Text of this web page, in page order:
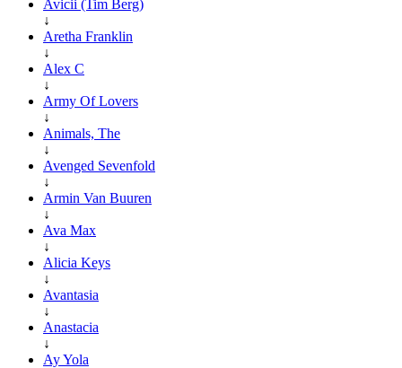
Avicii (Tim Berg)
↓
Aretha Franklin
↓
Alex C
↓
Army Of Lovers
↓
Animals, The
↓
Avenged Sevenfold
↓
Armin Van Buuren
↓
Ava Max
↓
Alicia Keys
↓
Avantasia
↓
Anastacia
↓
Ay Yola